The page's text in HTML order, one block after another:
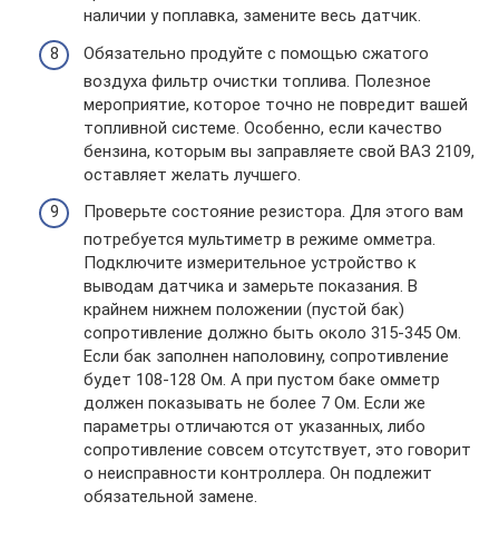
наличии у поплавка, замените весь датчик.
Обязательно продуйте с помощью сжатого
воздуха фильтр очистки топлива. Полезное
мероприятие, которое точно не повредит вашей
топливной системе. Особенно, если качество
бензина, которым вы заправляете свой ВАЗ 2109,
оставляет желать лучшего.
Проверьте состояние резистора. Для этого вам
потребуется мультиметр в режиме омметра.
Подключите измерительное устройство к
выводам датчика и замерьте показания. В
крайнем нижнем положении (пустой бак)
сопротивление должно быть около 315-345 Ом.
Если бак заполнен наполовину, сопротивление
будет 108-128 Ом. А при пустом баке омметр
должен показывать не более 7 Ом. Если же
параметры отличаются от указанных, либо
сопротивление совсем отсутствует, это говорит
о неисправности контроллера. Он подлежит
обязательной замене.